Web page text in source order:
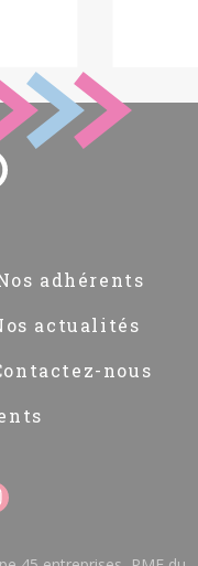
adhérents
actualités
nous